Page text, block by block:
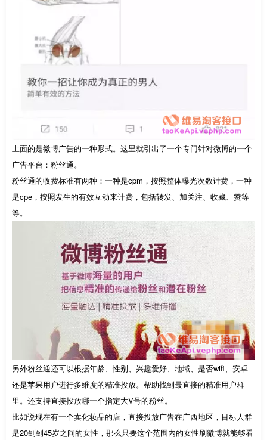
上面的是微博广告的一种形式。这里就引出了一个专门针对微博的一个
广告平台：粉丝通。
粉丝通的收费标准有两种：一种是cpm，按照整体曝光次数计费，一种
是cpe，按照发生的有效互动来计费，包括转发、加关注、收藏、赞等
等。
另外粉丝通还可以根据年龄、性别、兴趣爱好、地域、是否wifi、安卓
还是苹果用户进行多维度的精准投放。帮助找到最直接的精准用户群
里。还支持直接投放哪一个指定大V号的粉丝。
比如说现在有一个卖化妆品的店，直接投放广告在广西地区，目标人群
是20到到45岁之间的女性，那么只要这个范围内的女性刷微博就能够看